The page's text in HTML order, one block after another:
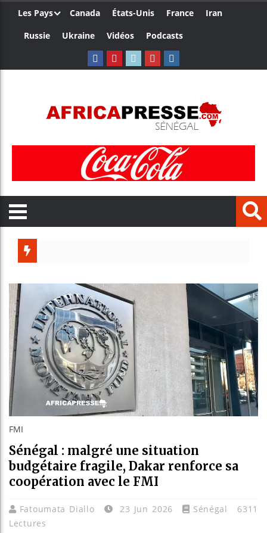
Les Pays Canada États-Unis France
Iran
Russie
Ukraine Vidéos Podcasts
Canada :
FMI
Sénégal : malgré une situation
budgétaire fragile, Dakar renforce sa
coopération avec le FMI
Fatoumata Diallo 23 Jun 2026 Sénégal
6311
Lectures